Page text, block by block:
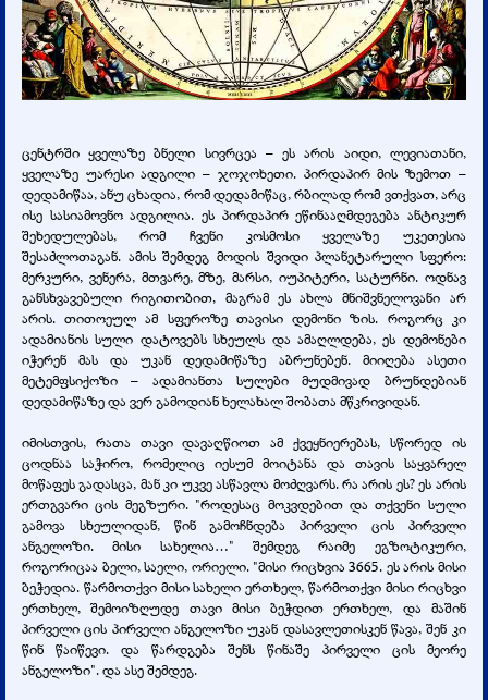
ცენტრში ყველაზე ბნელი სივრცეა – ეს არის აიდი, ლევიათანი,
ყველაზე უარესი ადგილი – ჯოჯოხეთი. პირდაპირ მის ზემოთ –
დედამიწაა, ანუ ცხადია, რომ დედამიწაც, რბილად რომ ვთქვათ, არც
ისე სასიამოვნო ადგილია. ეს პირდაპირ ეწინააღმდეგება ანტიკურ
შეხედულებას, რომ ჩვენი კოსმოსი ყველაზე უკეთესია
შესაძლოთაგან. ამის შემდეგ მოდის შვიდი პლანეტარული სფერო:
მერკური, ვენერა, მთვარე, მზე, მარსი, იუპიტერი, სატურნი. ოდნავ
განსხვავებული რიგითობით, მაგრამ ეს ახლა მნიშვნელოვანი არ
არის. თითოეულ ამ სფეროზე თავისი დემონი ზის. როგორც კი
ადამიანის სული დატოვებს სხეულს და ამაღლდება, ეს დემონები
იჭერენ მას და უკან დედამიწაზე აბრუნებენ. მიიღება ასეთი
მეტემფსიქოზი – ადამიანთა სულები მუდმივად ბრუნდებიან
დედამიწაზე და ვერ გამოდიან ხელახალ შობათა მწკრივიდან.
იმისთვის, რათა თავი დავაღწიოთ ამ ქვეყნიერებას, სწორედ ის
ცოდნაა საჭირო, რომელიც იესუმ მოიტანა და თავის საყვარელ
მოწაფეს გადასცა, მან კი უკვე ასწავლა მოძღვარს. რა არის ეს? ეს არის
ერთგვარი ცის მეგზური. "როდესაც მოკვდებით და თქვენი სული
გამოვა სხეულიდან, წინ გამოჩნდება პირველი ცის პირველი
ანგელოზი. მისი სახელია…" შემდეგ რაიმე ეგზოტიკური,
როგორიცაა ბელი, საელი, ორიელი. "მისი რიცხვია 3665. ეს არის მისი
ბეჭედია. წარმოთქვი მისი სახელი ერთხელ, წარმოთქვი მისი რიცხვი
ერთხელ, შემოიზღუდე თავი მისი ბეჭდით ერთხელ, და მაშინ
პირველი ცის პირველი ანგელოზი უკან დასავლეთისკენ წავა, შენ კი
წინ წაიწევი. და წარდგება შენს წინაშე პირველი ცის მეორე
ანგელოზი". და ასე შემდეგ.